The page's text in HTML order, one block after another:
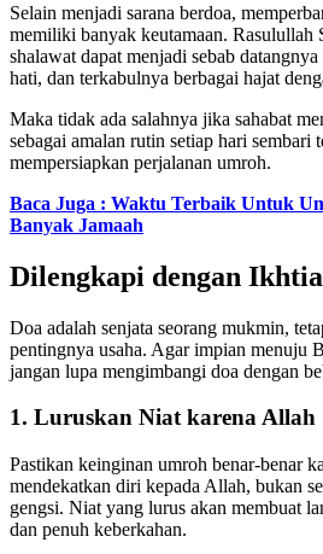
Selain menjadi sarana berdoa,
memiliki banyak keutamaan. Rasulullah
shalawat dapat menjadi sebab
hati, dan terkabulnya berbagai hajat
Maka tidak ada salahnya jika sahabat
sebagai amalan rutin setiap hari sembari
mempersiapkan perjalanan umroh.
Baca Juga : Waktu Terbaik Untuk
Banyak Jamaah
Dilengkapi dengan
Doa adalah senjata seorang mukmin,
pentingnya usaha. Agar impian menuju
jangan lupa mengimbangi doa dengan
1. Luruskan Niat karena Allah
Pastikan keinginan umroh benar-benar
mendekatkan diri kepada Allah, bukan
gengsi. Niat yang lurus akan membuat
dan penuh keberkahan.